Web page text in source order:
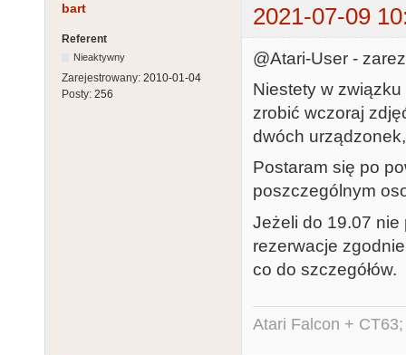
bart 2021-07-09
Referent
Nieaktywny
Zarejestrowany: 2010-01-04
Posty: 256
@Atari-User -
Niestety w
zrobić wczoraj
dwóch
Postaram się po
poszczególnym
Jeżeli do 19.07 nie
rezerwacje
co do szczegółów.
Atari Falcon +